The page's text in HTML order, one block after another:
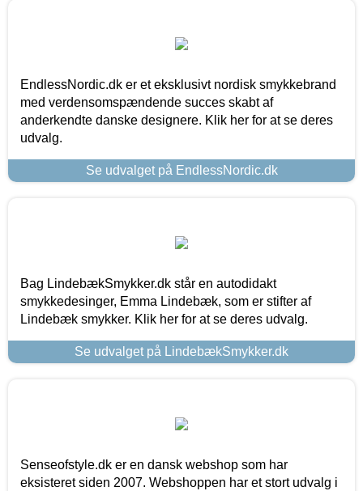
EndlessNordic.dk er et eksklusivt nordisk smykkebrand
med verdensomspændende succes skabt af
anderkendte danske designere. Klik her for at se deres
udvalg.
Se udvalget på EndlessNordic.dk
Bag LindebækSmykker.dk står en autodidakt
smykkedesinger, Emma Lindebæk, som er stifter af
Lindebæk smykker. Klik her for at se deres udvalg.
Se udvalget på LindebækSmykker.dk
Senseofstyle.dk er en dansk webshop som har
eksisteret siden 2007. Webshoppen har et stort udvalg i